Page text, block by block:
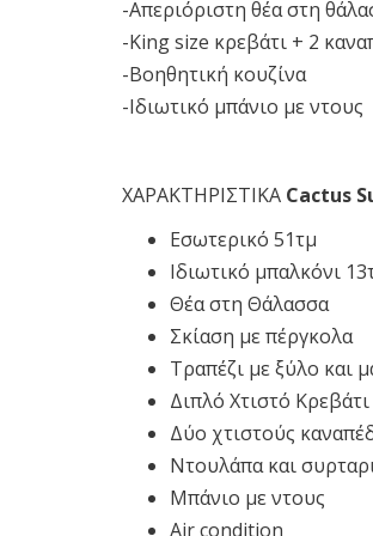
-Απεριόριστη θέα στη
-King size κρεβάτι + 2
-Βοηθητική κουζίνα
-Ιδιωτικό μπάνιο με ντους
ΧΑΡΑΚΤΗΡΙΣΤΙΚΑ Cactus
Εσωτερικό 51τμ
Ιδιωτικό μπαλκόνι
Θέα στη Θάλασσα
Σκίαση με πέργκολα
Τραπέζι με ξύλο και
Διπλό Χτιστό Κρεβάτι
Δύο χτιστούς
Ντουλάπα και
Μπάνιο με ντους
Air condition